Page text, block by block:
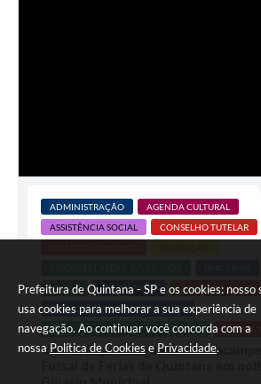
Prefeitura de Quintana - SP e os cookies: nosso
usa cookies para melhorar a sua experiência de
navegação. Ao continuar você concorda com a
nossa Política de Cookies e Privacidade.
ADMINISTRAÇÃO
AGENDA CULTURAL
ASSISTÊNCIA SOCIAL
CONSELHO TUTELAR
SAÚDE
SECRETARIAS
SEGURANÇA
TECNOLOGIA DA INFORMAÇÃO
TRABALHO E DESENV. ECONÔMICO
TURISMO
Vila do Sapo conquista o
Futsal de Férias de Quintana em